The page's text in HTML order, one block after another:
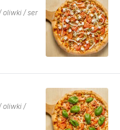
oliwki / ser
oliwki /